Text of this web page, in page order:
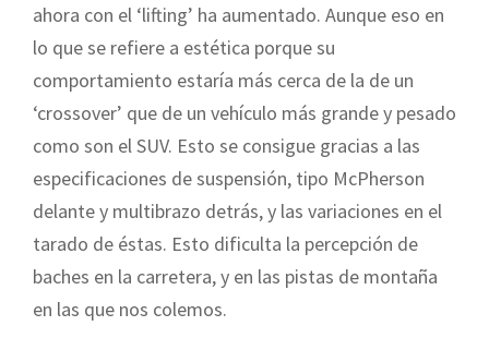
ahora con el ‘lifting’ ha aumentado. Aunque eso en
lo que se refiere a estética porque su
comportamiento estaría más cerca de la de un
‘crossover’ que de un vehículo más grande y pesado
como son el SUV. Esto se consigue gracias a las
especificaciones de suspensión, tipo McPherson
delante y multibrazo detrás, y las variaciones en el
tarado de éstas. Esto dificulta la percepción de
baches en la carretera, y en las pistas de montaña
en las que nos colemos.